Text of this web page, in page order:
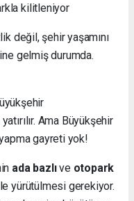
kilitleniyor
değil, şehir yaşamını
gelmiş durumda.
Ama Büyükşehir
gayreti yok!
ada bazlıve otopark
yürütülmesi gerekiyor.